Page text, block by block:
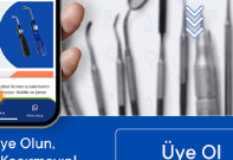
Bond Fırçası ,
işlemlerinde
, hassas ve kontrollü